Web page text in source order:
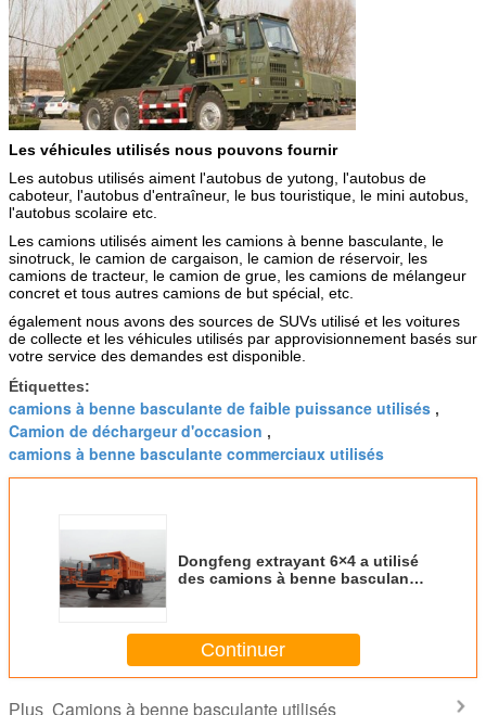
Les véhicules utilisés nous pouvons fournir
Les autobus utilisés aiment l'autobus de yutong, l'autobus de
caboteur, l'autobus d'entraîneur, le bus touristique, le mini autobus,
l'autobus scolaire etc.
Les camions utilisés aiment les camions à benne basculante, le
sinotruck, le camion de cargaison, le camion de réservoir, les
camions de tracteur, le camion de grue, les camions de mélangeur
concret et tous autres camions de but spécial, etc.
également nous avons des sources de SUVs utilisé et les voitures
de collecte et les véhicules utilisés par approvisionnement basés sur
votre service des demandes est disponible.
Étiquettes:
camions à benne basculante de faible puissance utilisés ,
Camion de déchargeur d'occasion ,
camions à benne basculante commerciaux utilisés
Dongfeng extrayant 6×4 a utilisé
des camions à benne basculante
Continuer
Plus Camions à benne basculante utilisés